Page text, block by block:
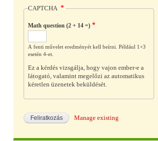
CAPTCHA
Math question (2 + 14 =)
A fenti művelet eredményét kell beírni. Például 1+3
esetén 4-et.
Ez a kérdés vizsgálja, hogy vajon ember-e a
látogató, valamint megelőzi az automatikus
kéretlen üzenetek beküldését.
Manage existing